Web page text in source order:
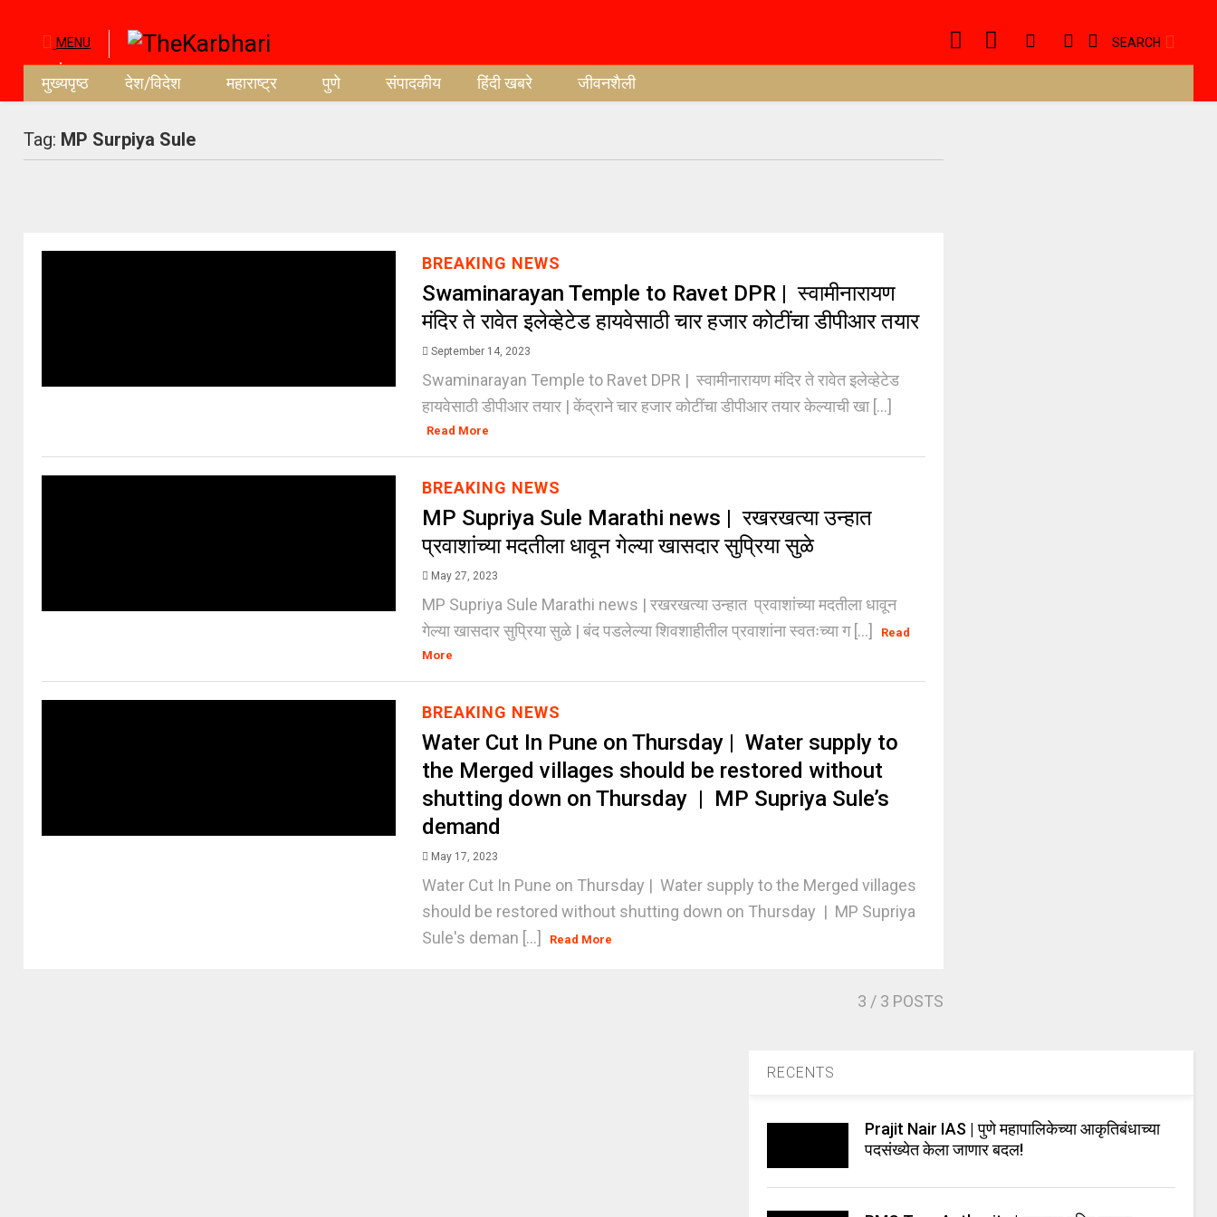
MENU SEARCH
मुख्यपृष्ठ देश/विदेश महाराष्ट्र पुणे संपादकीय हिंदी खबरे जीवनशैली
Tag: MP Surpiya Sule
BREAKING NEWS
Swaminarayan Temple to Ravet DPR | स्वामीनारायण
मंदिर ते रावेत इलेव्हेटेड हायवेसाठी चार हजार कोटींचा डीपीआर तयार
September 14, 2023
Swaminarayan Temple to Ravet DPR | स्वामीनारायण मंदिर ते रावेत इलेव्हेटेड
हायवेसाठी डीपीआर तयार | केंद्राने चार हजार कोटींचा डीपीआर तयार केल्याची खा [...]
Read More
BREAKING NEWS
MP Supriya Sule Marathi news | रखरखत्या उन्हात
प्रवाशांच्या मदतीला धावून गेल्या खासदार सुप्रिया सुळे
May 27, 2023
MP Supriya Sule Marathi news | रखरखत्या उन्हात प्रवाशांच्या मदतीला धावून
गेल्या खासदार सुप्रिया सुळे | बंद पडलेल्या शिवशाहीतील प्रवाशांना स्वतःच्या ग [...]
Read
More
BREAKING NEWS
Water Cut In Pune on Thursday | Water supply to
the Merged villages should be restored without
shutting down on Thursday | MP Supriya Sule’s
demand
May 17, 2023
Water Cut In Pune on Thursday | Water supply to the Merged villages
should be restored without shutting down on Thursday | MP Supriya
Sule's deman [...]
Read More
3 / 3 POSTS
RECENTS
Prajit Nair IAS | पुणे महापालिकेच्या आकृतिबंधाच्या
पदसंख्येत केला जाणार बदल!